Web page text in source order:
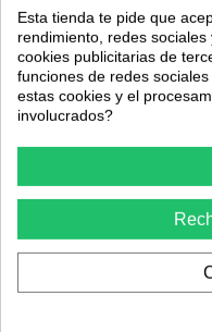
Tapón depósito
El Tapón depósito
FS120/200/250/450/55
Esta tienda te pide que
rendimiento, redes
cookies publicitarias de
funciones de redes
estas cookies y el
involucrados?